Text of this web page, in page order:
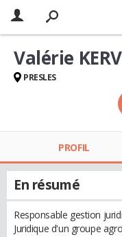
Valérie
PRESLES
PROFIL
En résumé
Responsable gestion
Juridique d'un groupe